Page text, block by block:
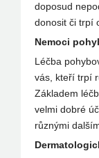
doposud
donosit či trpí
Nemoci
Léčba
vás, kteří trpí
Základem
velmi dobré
různými